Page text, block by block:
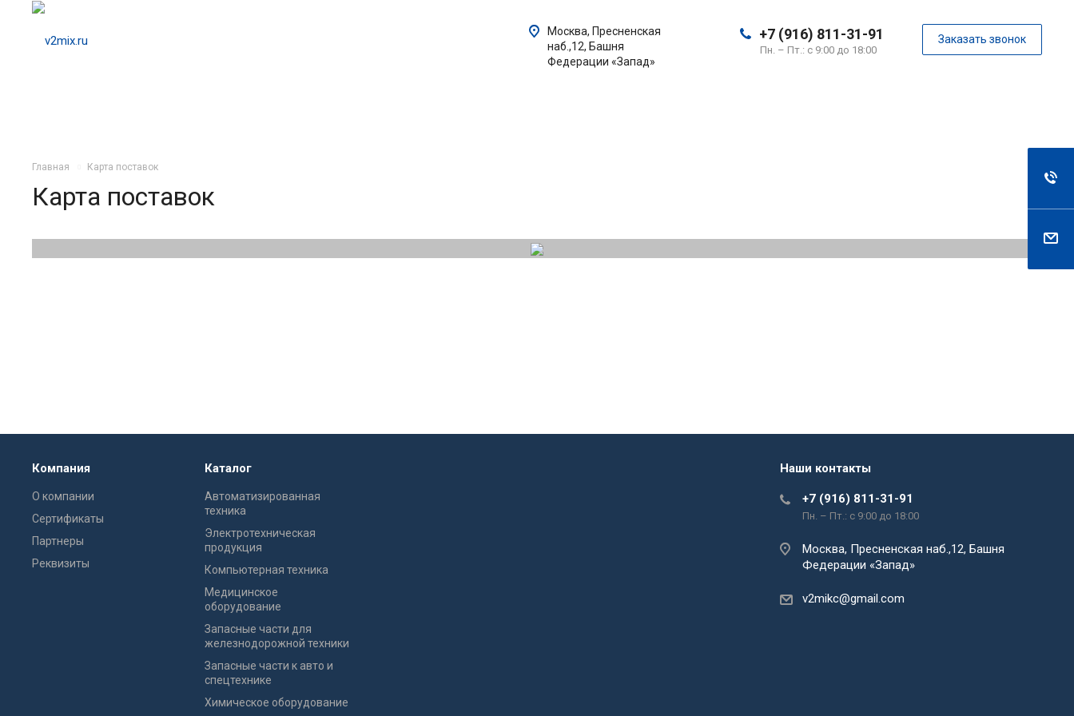
+7 (916) 811-31-91
Пн. – Пт.: с 9:00 до 18:00
Заказать звонок
Москва, Пресненская
наб.,12, Башня
Федерации «Запад»
Главная Карта поставок
Карта поставок
Компания
О компании
Сертификаты
Партнеры
Реквизиты
Каталог
Автоматизированная
техника
Электротехническая
продукция
Компьютерная техника
Медицинское
оборудование
Запасные части для
железнодорожной техники
Запасные части к авто и
спецтехнике
Химическое оборудование
Наши контакты
+7 (916) 811-31-91
Пн. – Пт.: с 9:00 до 18:00
Москва, Пресненская наб.,12, Башня
Федерации «Запад»
v2mikc@gmail.com